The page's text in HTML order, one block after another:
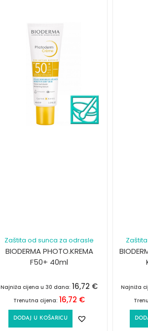
Zaštita od sunca za odrasle
BIODERMA PHOTO.KREMA
F50+ 40ml
Najniža cijena u 30 dana: 16,72 €
Trenutna cijena: 16,72 €
DODAJ U KOŠARICU
Najniža